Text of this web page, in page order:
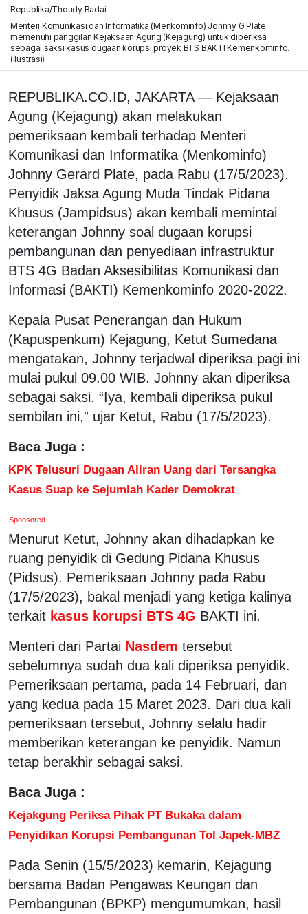
Republika/Thoudy Badai
Menteri Komunikasi dan Informatika (Menkominfo) Johnny G Plate
memenuhi panggilan Kejaksaan Agung (Kejagung) untuk diperiksa
sebagai saksi kasus dugaan korupsi proyek BTS BAKTI Kemenkominfo.
(ilustrasi)
REPUBLIKA.CO.ID, JAKARTA — Kejaksaan
Agung (Kejagung) akan melakukan
pemeriksaan kembali terhadap Menteri
Komunikasi dan Informatika (Menkominfo)
Johnny Gerard Plate, pada Rabu (17/5/2023).
Penyidik Jaksa Agung Muda Tindak Pidana
Khusus (Jampidsus) akan kembali memintai
keterangan Johnny soal dugaan korupsi
pembangunan dan penyediaan infrastruktur
BTS 4G Badan Aksesibilitas Komunikasi dan
Informasi (BAKTI) Kemenkominfo 2020-2022.
Kepala Pusat Penerangan dan Hukum
(Kapuspenkum) Kejagung, Ketut Sumedana
mengatakan, Johnny terjadwal diperiksa pagi ini
mulai pukul 09.00 WIB. Johnny akan diperiksa
sebagai saksi. “Iya, kembali diperiksa pukul
sembilan ini,” ujar Ketut, Rabu (17/5/2023).
Baca Juga :
KPK Telusuri Dugaan Aliran Uang dari Tersangka
Kasus Suap ke Sejumlah Kader Demokrat
Sponsored
Menurut Ketut, Johnny akan dihadapkan ke
ruang penyidik di Gedung Pidana Khusus
(Pidsus). Pemeriksaan Johnny pada Rabu
(17/5/2023), bakal menjadi yang ketiga kalinya
terkait kasus korupsi BTS 4G BAKTI ini.
Menteri dari Partai Nasdem tersebut
sebelumnya sudah dua kali diperiksa penyidik.
Pemeriksaan pertama, pada 14 Februari, dan
yang kedua pada 15 Maret 2023. Dari dua kali
pemeriksaan tersebut, Johnny selalu hadir
memberikan keterangan ke penyidik. Namun
tetap berakhir sebagai saksi.
Baca Juga :
Kejakgung Periksa Pihak PT Bukaka dalam
Penyidikan Korupsi Pembangunan Tol Japek-MBZ
Pada Senin (15/5/2023) kemarin, Kejagung
bersama Badan Pengawas Keungan dan
Pembangunan (BPKP) mengumumkan, hasil